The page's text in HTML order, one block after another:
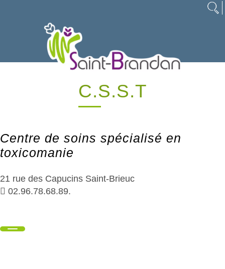
C.S.S.T
Centre de soins spécialisé en
toxicomanie
21 rue des Capucins Saint-Brieuc
 02.96.78.68.89.